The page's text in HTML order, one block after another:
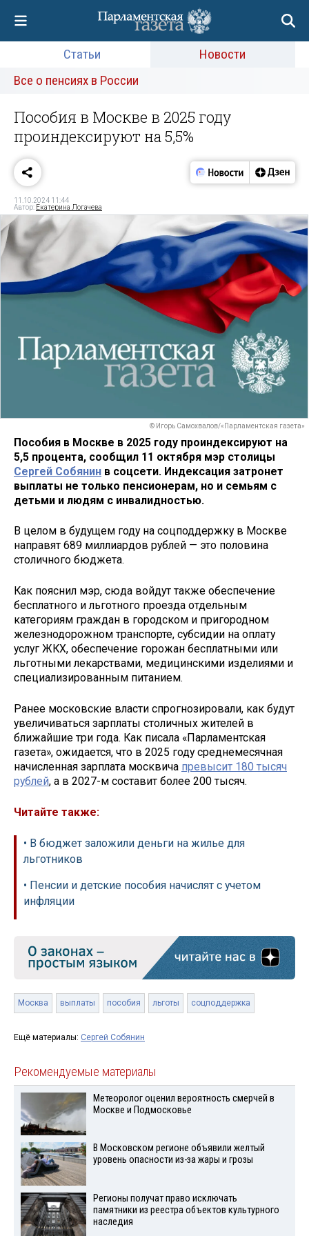
Статьи
Новости
Все о пенсиях в России
Пособия в Москве в 2025 году
проиндексируют на 5,5%
11.10.2024 11:44
Автор: Екатерина Логачева
© Игорь Самохвалов/«Парламентская газета»
Пособия в Москве в 2025 году проиндексируют на
5,5 процента, сообщил 11 октября мэр столицы
Сергей Собянин в соцсети. Индексация затронет
выплаты не только пенсионерам, но и семьям с
детьми и людям с инвалидностью.
В целом в будущем году на соцподдержку в Москве
направят 689 миллиардов рублей — это половина
столичного бюджета.
Как пояснил мэр, сюда войдут также обеспечение
бесплатного и льготного проезда отдельным
категориям граждан в городском и пригородном
железнодорожном транспорте, субсидии на оплату
услуг ЖКХ, обеспечение горожан бесплатными или
льготными лекарствами, медицинскими изделиями и
специализированным питанием.
Ранее московские власти спрогнозировали, как будут
увеличиваться зарплаты столичных жителей в
ближайшие три года. Как писала «Парламентская
газета», ожидается, что в 2025 году среднемесячная
начисленная зарплата москвича превысит 180 тысяч
рублей, а в 2027-м составит более 200 тысяч.
Читайте также:
• В бюджет заложили деньги на жилье для
льготников
• Пенсии и детские пособия начислят с учетом
инфляции
Москва выплаты пособия льготы соцподдержка
Ещё материалы: Сергей Собянин
Рекомендуемые материалы
Метеоролог оценил вероятность смерчей в
Москве и Подмосковье
В Московском регионе объявили желтый
уровень опасности из-за жары и грозы
Регионы получат право исключать
памятники из реестра объектов культурного
наследия